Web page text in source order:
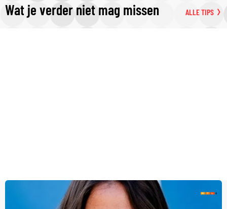
Wat je verder niet mag missen ALLE TIPS